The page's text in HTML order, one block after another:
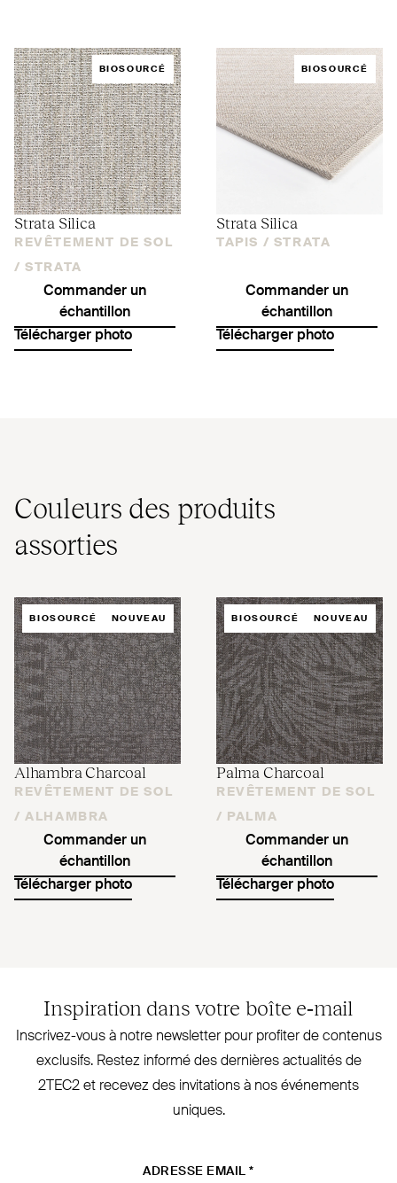
BIOSOURCÉ
Strata Silica
REVÊTEMENT DE SOL
/ STRATA
Commander un
échantillon
Télécharger photo
BIOSOURCÉ
Strata Silica
TAPIS / STRATA
Commander un
échantillon
Télécharger photo
Couleurs des produits
assorties
BIOSOURCÉ NOUVEAU
Alhambra Charcoal
REVÊTEMENT DE SOL
/ ALHAMBRA
Commander un
échantillon
Télécharger photo
BIOSOURCÉ NOUVEAU
Palma Charcoal
REVÊTEMENT DE SOL
/
PALMA
Commander un
échantillon
Télécharger photo
Inspiration dans votre boîte e‑mail
Inscrivez-vous à notre newsletter pour profiter de contenus
exclusifs. Restez informé des dernières actualités de
2TEC2 et recevez des invi­tations à nos évé­nements
uniques.
ADRESSE EMAIL*